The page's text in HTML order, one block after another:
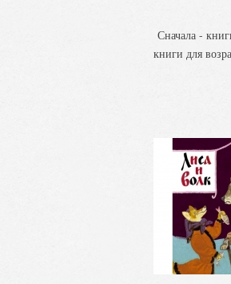
Сначала -
книги для